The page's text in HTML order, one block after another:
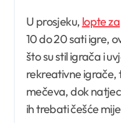
U prosjeku, lopte za
10 do 20 sati igre,
što su stil igrača i
rekreativne igrače,
mečeva, dok
ih trebati češće